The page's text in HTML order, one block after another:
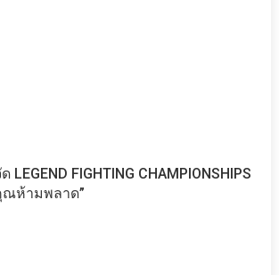
FIGHTING CHAMPIONSHIPS
ณห้ามพลาด”